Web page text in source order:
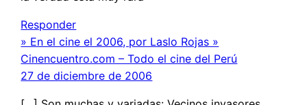
Responder
» En el cine el 2006, por Laslo Rojas »
Cinencuentro.com – Todo el cine del Perú
27 de diciembre de 2006